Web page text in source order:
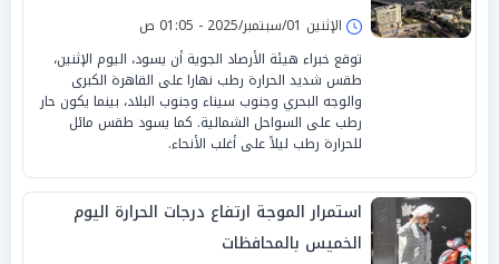
الإثنين 01/سبتمبر/2025 - 01:05 ص
توقع خبراء هيئة الأرصاد الجوية أن يسود، اليوم الإثنين،
طقس شديد الحرارة رطب نهارا على القاهرة الكبرى
والوجه البحري وجنوب سيناء وجنوب البلاد، بينما يكون حار
رطب على السواحل الشمالية. كما يسود طقس مائل
للحرارة رطب ليلاً على أغلب الأنحاء.
استمرار الموجة ارتفاع درجات الحرارة اليوم
الخميس بالمحافظات